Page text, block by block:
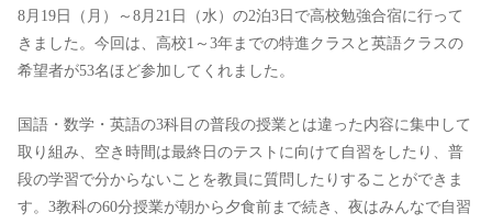
8月19日（月）～8月21日（水）の2泊3日で高校勉強合宿に行って
きました。今回は、高校1～3年までの特進クラスと英語クラスの
希望者が53名ほど参加してくれました。
国語・数学・英語の3科目の普段の授業とは違った内容に集中して
取り組み、空き時間は最終日のテストに向けて自習をしたり、普
段の学習で分からないことを教員に質問したりすることができま
す。3教科の60分授業が朝から夕食前まで続き、夜はみんなで自習